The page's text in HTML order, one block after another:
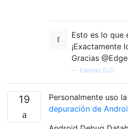
Esto es lo que
¡Exactamente
Gracias
— Kannan_SJD
19 Personalmente uso la
depuración de